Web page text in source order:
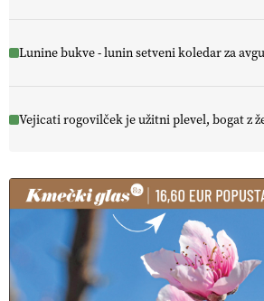
Lunine bukve - lunin setveni koledar za
Vejicati rogovilček je užitni plevel, bogat z